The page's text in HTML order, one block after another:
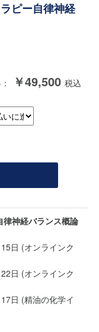
ピー自律神経
￥49,500 税込
神経バランス概論
日 (オンラインク
日 (オンラインク
日 (精油の化学イ